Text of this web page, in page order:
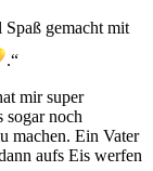
gemacht mit
.“
mir super
sogar noch
machen. Ein Vater
aufs Eis werfen